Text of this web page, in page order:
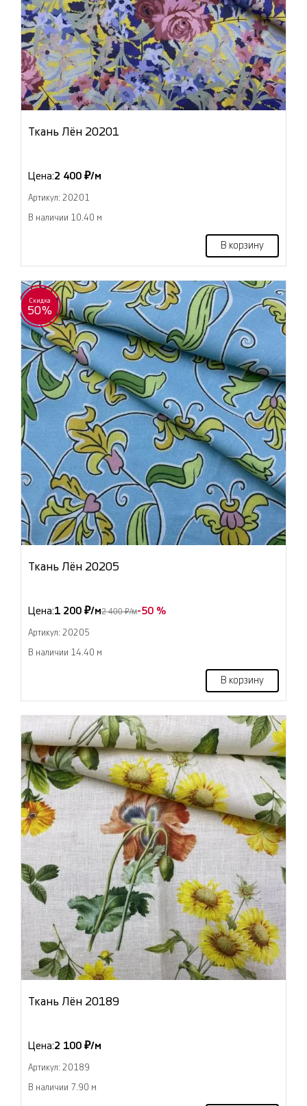
Ткань Лён 20201
Цена:2 400 ₽/м
Артикул: 20201
В наличии 10.40 м
В корзину
Скидка
50%
Ткань Лён 20205
Цена:1 200 ₽/м2 400 ₽/м-50 %
Артикул: 20205
В наличии 14.40 м
В корзину
Ткань Лён 20189
Цена:2 100 ₽/м
Артикул: 20189
В наличии 7.90 м